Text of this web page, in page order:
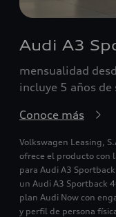
Audi A3
mensualidad
incluye 5 años
Conoce más
Volkswagen Leasing,
ofrece el producto con
para Audi A3
un Audi A3 Sportback
plan Audi Now con
y perfil de persona